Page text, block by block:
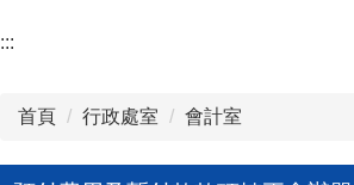
:::
首頁 行政處室 會計室